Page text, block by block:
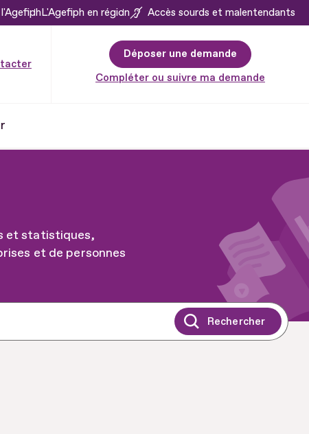
L'Agefiph en région Accès sourds et malentendants
Déposer une demande
Compléter ou suivre ma demande
et statistiques,
et de personnes